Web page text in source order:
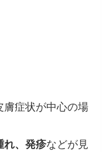
膚症状が中心の場
れ、発疹などが見